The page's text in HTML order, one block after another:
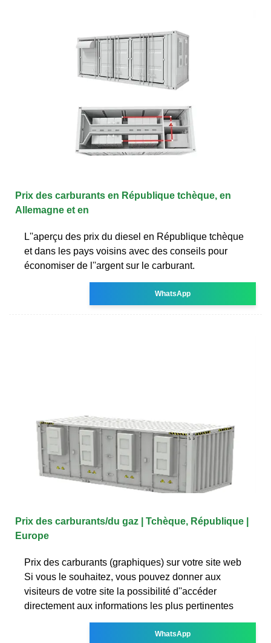
Prix des carburants en République tchèque, en
Allemagne et en
L''aperçu des prix du diesel en République tchèque
et dans les pays voisins avec des conseils pour
économiser de l''argent sur le carburant.
WhatsApp
Prix des carburants/du gaz | Tchèque, République |
Europe
Prix des carburants (graphiques) sur votre site web
Si vous le souhaitez, vous pouvez donner aux
visiteurs de votre site la possibilité d''accéder
directement aux informations les plus pertinentes
WhatsApp